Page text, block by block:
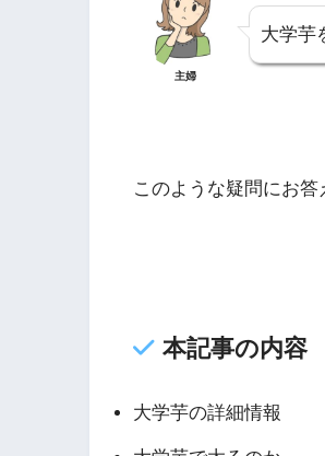
主婦
大学芋
このような疑問にお答
本記事の内容
大学芋の詳細情報